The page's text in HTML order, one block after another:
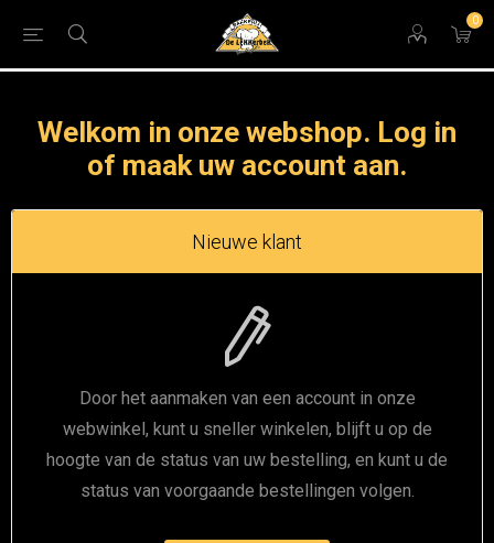
0
Welkom in onze webshop. Log in
of maak uw account aan.
Nieuwe klant
Door het aanmaken van een account in onze
webwinkel, kunt u sneller winkelen, blijft u op de
hoogte van de status van uw bestelling, en kunt u de
status van voorgaande bestellingen volgen.